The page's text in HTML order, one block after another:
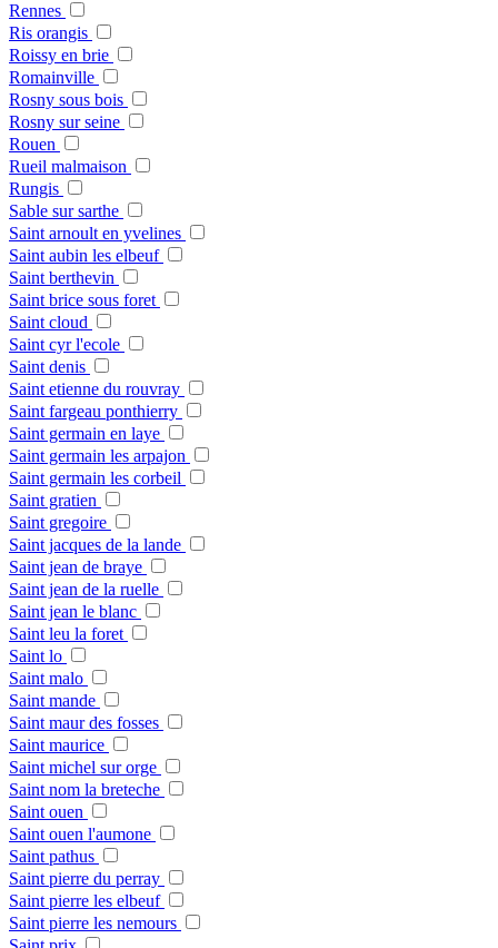
Rennes
Ris orangis
Roissy en brie
Romainville
Rosny sous bois
Rosny sur seine
Rouen
Rueil malmaison
Rungis
Sable sur sarthe
Saint arnoult en yvelines
Saint aubin les elbeuf
Saint berthevin
Saint brice sous foret
Saint cloud
Saint cyr l'ecole
Saint denis
Saint etienne du rouvray
Saint fargeau ponthierry
Saint germain en laye
Saint germain les arpajon
Saint germain les corbeil
Saint gratien
Saint gregoire
Saint jacques de la lande
Saint jean de braye
Saint jean de la ruelle
Saint jean le blanc
Saint leu la foret
Saint lo
Saint malo
Saint mande
Saint maur des fosses
Saint maurice
Saint michel sur orge
Saint nom la breteche
Saint ouen
Saint ouen l'aumone
Saint pathus
Saint pierre du perray
Saint pierre les elbeuf
Saint pierre les nemours